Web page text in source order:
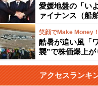
愛媛地盤の「い
ァイナンス（船
笑顔でMake Money！
酷暑が追い風「
襲”で株価爆上が
アクセスランキ